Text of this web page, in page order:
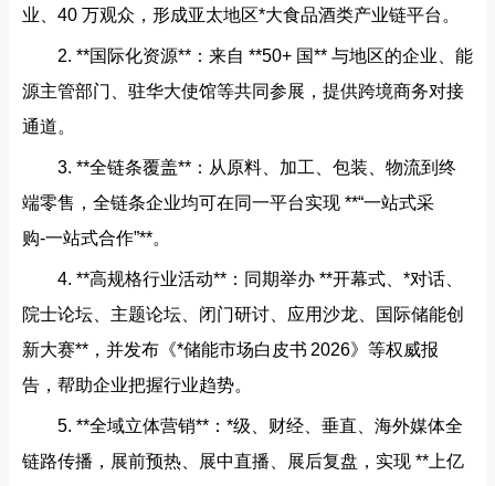
业、40 万观众，形成亚太地区*大食品酒类产业链平台。
2. **国际化资源**：来自 **50+ 国** 与地区的企业、能
源主管部门、驻华大使馆等共同参展，提供跨境商务对接
通道。
3. **全链条覆盖**：从原料、加工、包装、物流到终
端零售，全链条企业均可在同一平台实现 **“一站式采
购‑一站式合作”**。
4. **高规格行业活动**：同期举办 **开幕式、*对话、
院士论坛、主题论坛、闭门研讨、应用沙龙、国际储能创
新大赛**，并发布《*储能市场白皮书 2026》等权威报
告，帮助企业把握行业趋势。
5. **全域立体营销**：*级、财经、垂直、海外媒体全
链路传播，展前预热、展中直播、展后复盘，实现 **上亿